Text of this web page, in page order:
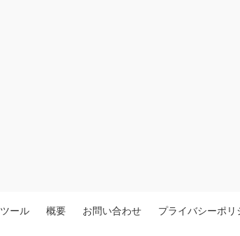
ツール 概要 お問い合わせ プライバシーポリ